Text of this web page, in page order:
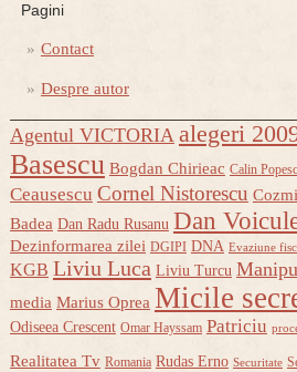
Pagini
Contact
Despre autor
Agentul VICTORIA alegeri
Basescu Bogdan Chirieac Calin
Ceausescu Cornel Nistorescu
Badea Dan Radu Rusanu Dan
Dezinformarea zilei DGIPI DNA Evaziune
KGB Liviu Luca Liviu Turcu
media Marius Oprea Micile
Odiseea Crescent Omar Hayssam Patriciu
Realitatea Tv Romania Rudas Erno Securitate